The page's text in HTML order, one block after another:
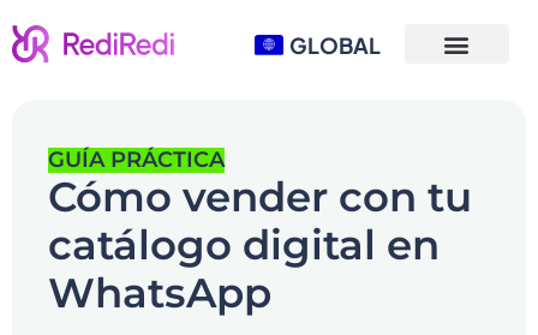
GLOBAL
GUÍA PRÁCTICA
Cómo vender con tu
catálogo digital en
WhatsApp